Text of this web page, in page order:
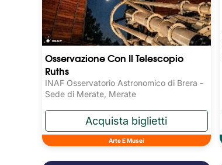
Osservazione Con Il Telescopio
Ruths
INAF Osservatorio Astronomico di Brera -
Sede di Merate, Merate
Arte E Musei